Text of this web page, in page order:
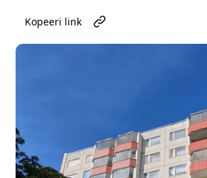
Kopeeri link